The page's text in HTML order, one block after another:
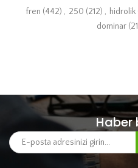
fren (442) , 250 (212) , hidrolik
dominar
Haber